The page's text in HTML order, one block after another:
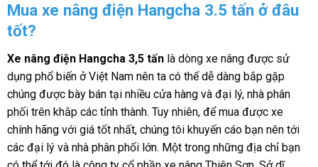
Mua xe nâng điện Hangcha 3.5 tấn ở đâu
tốt?
Xe nâng điện Hangcha 3,5 tấnlà dòng xe nâng được sử
dụng phổ biến ở Việt Nam nên ta có thể dễ dàng bắp gặp
chúng được bày bán tại nhiều cửa hàng và đại lý, nhà phân
phối trên khắp các tỉnh thành. Tuy nhiên, để mua được xe
chính hãng với giá tốt nhất, chúng tôi khuyến cáo bạn nên tới
các đại lý và nhà phân phối lớn. Một trong những địa chỉ bạn